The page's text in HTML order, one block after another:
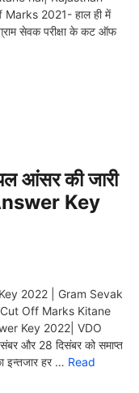
2021- हाल ही में
सेवक परीक्षा के कट ऑफ
आंसर की जारी
Key
2022 | Gram Sevak
Off Marks Kitane
Key 2022| VDO
और 28 दिसंबर को समाप्त
इन्तजार हर … Read